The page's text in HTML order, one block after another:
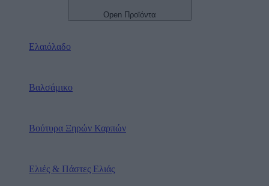
Open Προϊόντα
Ελαιόλαδο
Βαλσάμικο
Βούτυρα Ξηρών Καρπών
Ελιές & Πάστες Ελιάς